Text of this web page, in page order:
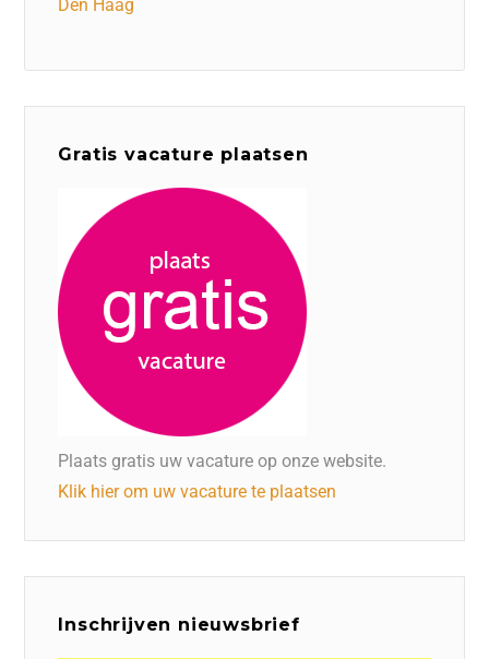
Den Haag
Gratis vacature plaatsen
Plaats gratis uw vacature op onze website.
Klik hier om uw vacature te plaatsen
Inschrijven nieuwsbrief